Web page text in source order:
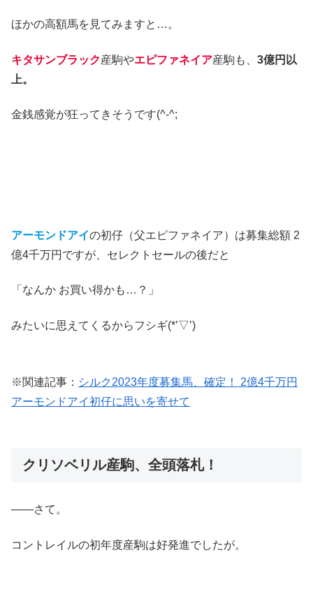
ほかの高額馬を見てみますと…。
キタサンブラック産駒やエピファネイア産駒も、 3億円以
上。
金銭感覚が狂ってきそうです(^-^;
アーモンドアイの初仔（父エピファネイア）は募集総額 2
億4千万円ですが、セレクトセールの後だと
「なんか お買い得かも…？」
みたいに思えてくるからフシギ(*’▽’)
※関連記事： シルク2023年度募集馬、確定！ 2億4千万円
アーモンドアイ初仔に思いを寄せて
クリソベリル産駒、全頭落札！
――さて。
コントレイルの初年度産駒は好発進でしたが。